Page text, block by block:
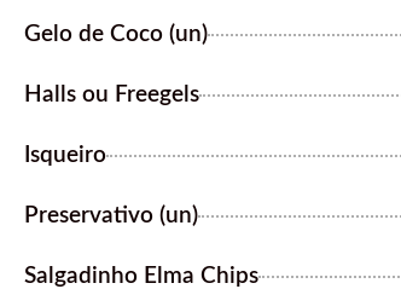
Gelo de Coco (un)
Halls ou Freegels
Isqueiro
Preservativo (un)
Salgadinho Elma Chips